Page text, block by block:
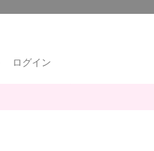
ログイン